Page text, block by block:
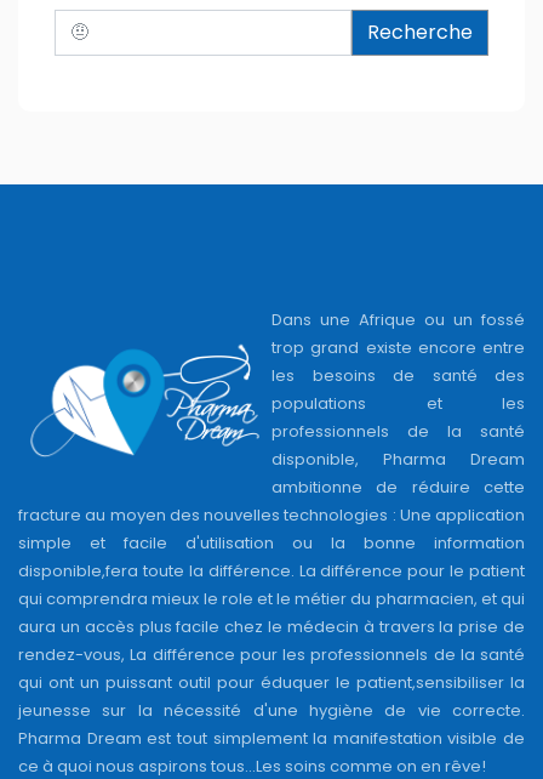
Recherche
Dans une Afrique ou un fossé
trop grand existe encore entre
les besoins de santé des
populations et les
professionnels de la santé
disponible, Pharma Dream
ambitionne de réduire cette
fracture au moyen des nouvelles technologies : Une application
simple et facile d'utilisation ou la bonne information
disponible,fera toute la différence. La différence pour le patient
qui comprendra mieux le role et le métier du pharmacien, et qui
aura un accès plus facile chez le médecin à travers la prise de
rendez-vous, La différence pour les professionnels de la santé
qui ont un puissant outil pour éduquer le patient,sensibiliser la
jeunesse sur la nécessité d'une hygiène de vie correcte.
Pharma Dream est tout simplement la manifestation visible de
ce à quoi nous aspirons tous...Les soins comme on en rêve!